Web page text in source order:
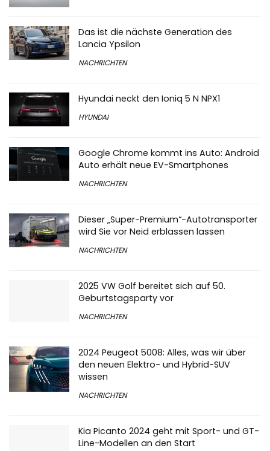
Das ist die nächste Generation des
Lancia Ypsilon
NACHRICHTEN
Hyundai neckt den Ioniq 5 N NPX1
HYUNDAI
Google Chrome kommt ins Auto: Android
Auto erhält neue EV-Smartphones
NACHRICHTEN
Dieser „Super-Premium“-Autotransporter
wird Sie vor Neid erblassen lassen
NACHRICHTEN
2025 VW Golf bereitet sich auf 50.
Geburtstagsparty vor
NACHRICHTEN
2024 Peugeot 5008: Alles, was wir über
den neuen Elektro- und Hybrid-SUV
wissen
NACHRICHTEN
Kia Picanto 2024 geht mit Sport- und GT-
Line-Modellen an den Start